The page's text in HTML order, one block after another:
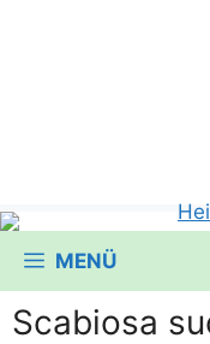
MENÜ
Scabiosa